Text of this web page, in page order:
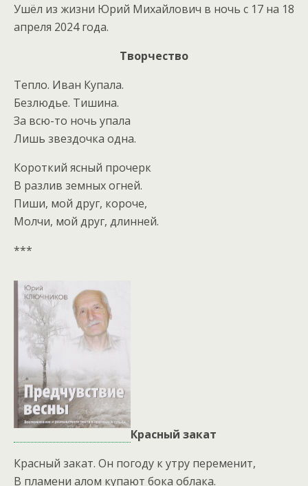
Ушёл из жизни Юрий Михайлович в ночь с 17 на 18
апреля 2024 года.
Творчество
Тепло. Иван Купала.
Безлюдье. Тишина.
За всю-то ночь упала
Лишь звездочка одна.
Короткий ясный прочерк
В разлив земных огней.
Пиши, мой друг, короче,
Молчи, мой друг, длинней.
***
Красный закат
Красный закат. Он погоду к утру переменит,
В пламени алом купают бока облака.